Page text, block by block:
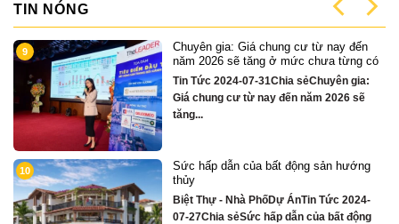
TIN NÓNG
1
Cặp Nhà phố sát sông Sonata 3 tầng
chỉ hơn 16 tỷ
Quỹ căn VipTin Tức 2024-12-13Chia
sẻCặp nhà phố 3 tầng sát sông Hàn Đà
Nẵng....
Chỉ hơn 16 tỷ – nhà phố 3 tầng bên
sông Hàn sở hữu tiện ích biệt thự trăm
tỷ
Quỹ căn VipTin Tức 2024-09-05Chia sẻ
có